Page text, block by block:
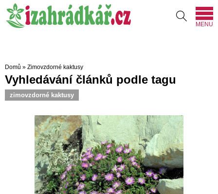
MENU
Domů » Zimovzdorné kaktusy
Vyhledávání článků podle tagu
zimovzdorné kaktusy